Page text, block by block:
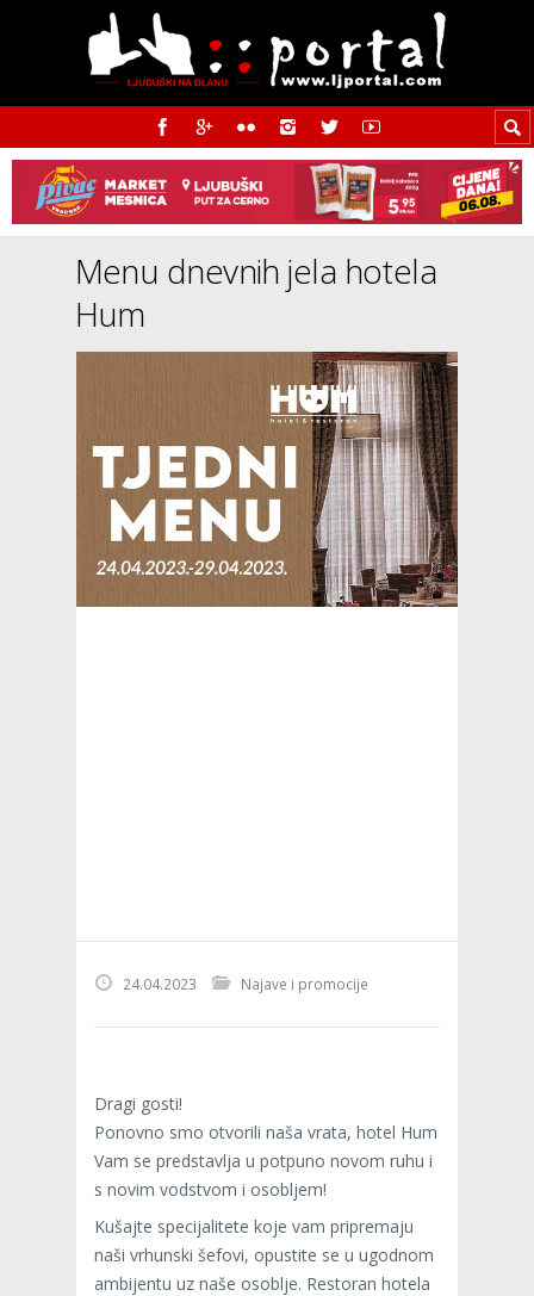
Menu dnevnih jela hotela
Hum
24.04.2023 Najave i promocije
Dragi gosti!
Ponovno smo otvorili naša vrata, hotel Hum
Vam se predstavlja u potpuno novom ruhu i
s novim vodstvom i osobljem!
Kušajte specijalitete koje vam pripremaju
naši vrhunski šefovi, opustite se u ugodnom
ambijentu uz naše osoblje. Restoran hotela